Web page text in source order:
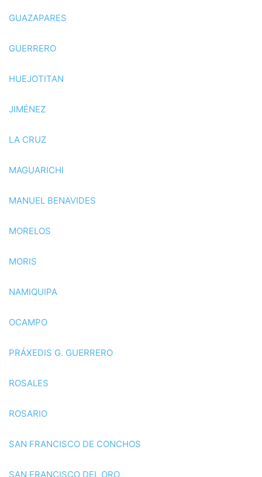
GUAZAPARES
GUERRERO
HUEJOTITAN
JIMÉNEZ
LA CRUZ
MAGUARICHI
MANUEL BENAVIDES
MORELOS
MORIS
NAMIQUIPA
OCAMPO
PRÁXEDIS G. GUERRERO
ROSALES
ROSARIO
SAN FRANCISCO DE CONCHOS
SAN FRANCISCO DEL ORO